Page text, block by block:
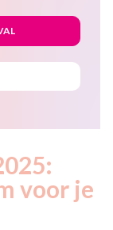
voor je